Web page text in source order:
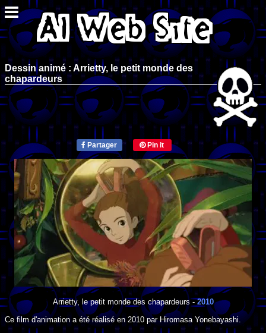
Dessin animé : Arrietty, le petit monde des
chapardeurs
Partager Pin it
Arrietty, le petit monde des chapardeurs-2010
Ce film d'animation a été réalisé en 2010parHiromasa Yonebayashi.